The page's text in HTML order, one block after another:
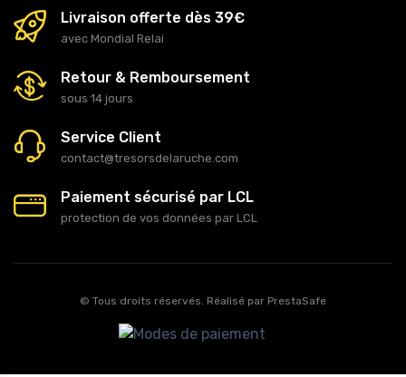
Livraison offerte dès 39€
avec Mondial Relai
Retour & Remboursement
sous 14 jours
Service Client
contact@tresorsdelaruche.com
Paiement sécurisé par LCL
protection de vos données par LCL
© Tous droits réservés. Réalisé par PrestaSafe